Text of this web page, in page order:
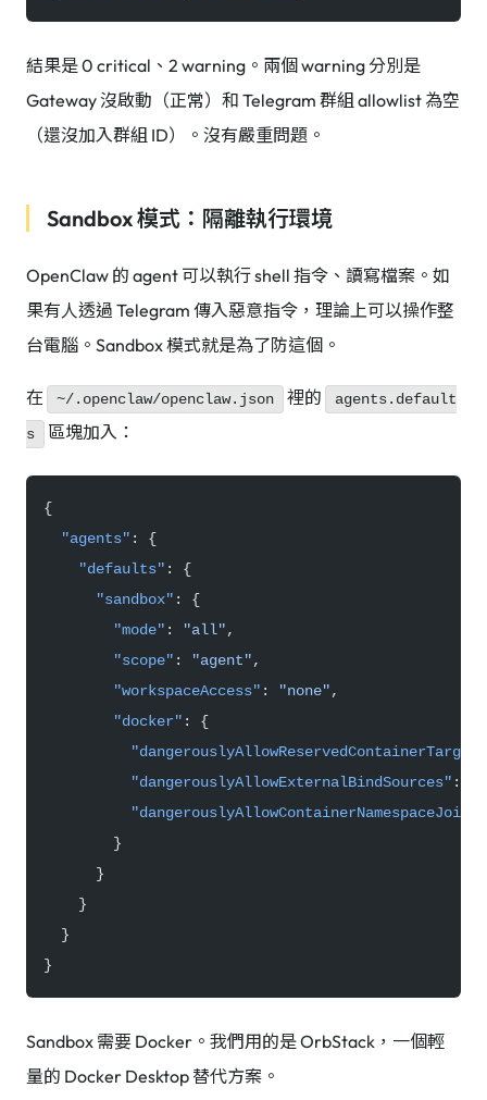
結果是 0 critical、2 warning。兩個 warning 分別是
Gateway 沒啟動（正常）和 Telegram 群組 allowlist 為空
（還沒加入群組 ID）。沒有嚴重問題。
Sandbox 模式：隔離執行環境
OpenClaw 的 agent 可以執行 shell 指令、讀寫檔案。如
果有人透過 Telegram 傳入惡意指令，理論上可以操作整
台電腦。Sandbox 模式就是為了防這個。
在 ~/.openclaw/openclaw.json 裡的
agents.default
s
區塊加入：
{
  "agents"
: {
    "defaults"
: {
      "sandbox"
: {
        "mode"
: "all",
        "scope"
: "agent",
        "workspaceAccess"
: "none",
        "docker"
: {
          "dangerouslyAllowExternalBindSources"
:
          "dangerouslyAllowContainerNamespaceJoin"
        }
      }
    }
  }
}
Sandbox 需要 Docker。我們用的是 OrbStack，一個輕
量的 Docker Desktop 替代方案。